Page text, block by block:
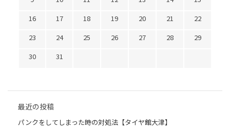
16
17 18 19 20 21
22
23
24 25 26 27 28
29
30
31
最近の投稿
パンクをしてしまった時の対処法【タイヤ館大津】